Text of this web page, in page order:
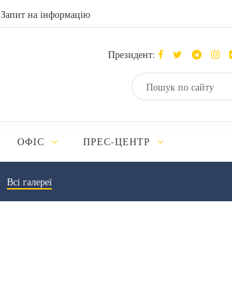
Запит на інформацію
Президент:
ОФІС ПРЕС-ЦЕНТР
Всі галереї